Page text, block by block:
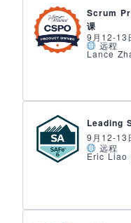
Scrum
课
9月12-13
远程
Lance
Leading
9月12-13
远程
Eric Liao